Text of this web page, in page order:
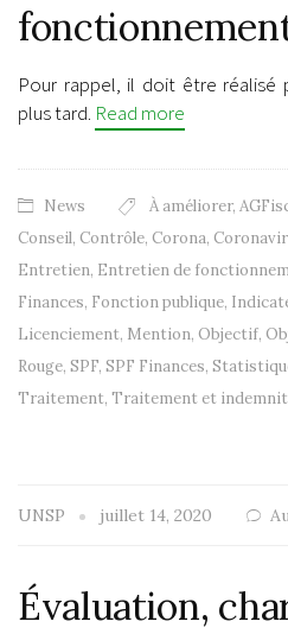
Pour rappel, il doit être réalisé
plus tard. Read more
News À améliorer,
Conseil, Contrôle, Corona,
Entretien, Entretien de
Finances, Fonction publique,
Licenciement, Mention, Objectif,
Rouge, SPF, SPF Finances,
Traitement, Traitement et
UNSP juillet 14, 2020
Évaluation,